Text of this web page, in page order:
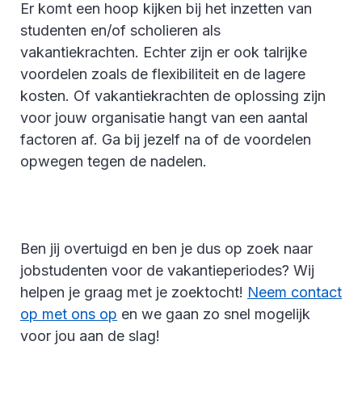
Er komt een hoop kijken bij het inzetten van
studenten en/of scholieren als
vakantiekrachten. Echter zijn er ook talrijke
voordelen zoals de flexibiliteit en de lagere
kosten. Of vakantiekrachten de oplossing zijn
voor jouw organisatie hangt van een aantal
factoren af. Ga bij jezelf na of de voordelen
opwegen tegen de nadelen.
Ben jij overtuigd en ben je dus op zoek naar
jobstudenten voor de vakantieperiodes? Wij
helpen je graag met je zoektocht! Neem contact
op met ons op en we gaan zo snel mogelijk
voor jou aan de slag!